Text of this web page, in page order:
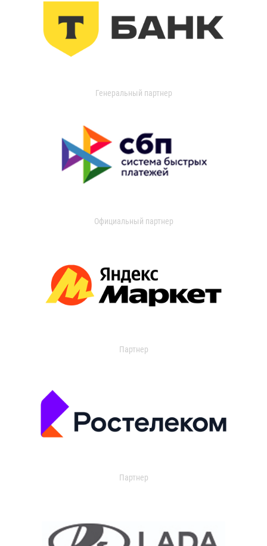
Генеральный партнер
Официальный партнер
Партнер
Партнер